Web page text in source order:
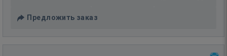
Предложить заказ